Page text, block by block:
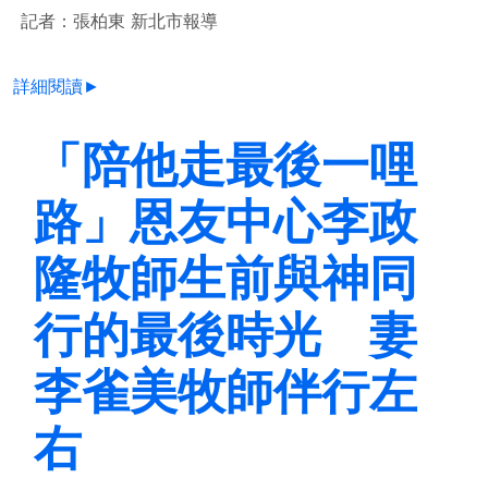
記者：張柏東 新北市報導
詳細閱讀►
「陪他走最後一哩
路」恩友中心李政
隆牧師生前與神同
行的最後時光 妻
李雀美牧師伴行左
右